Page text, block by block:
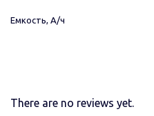
Емкость, А/ч
There are no reviews yet.